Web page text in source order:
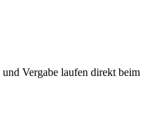
Vergabe laufen direkt beim